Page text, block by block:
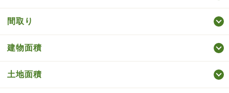
間取り
建物面積
土地面積